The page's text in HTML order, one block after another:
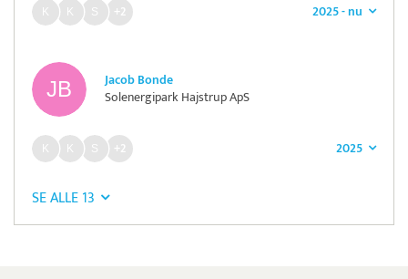
2025 - nu
+2
Jacob Bonde
Solenergipark Hajstrup ApS
2025
+2
SE ALLE 13